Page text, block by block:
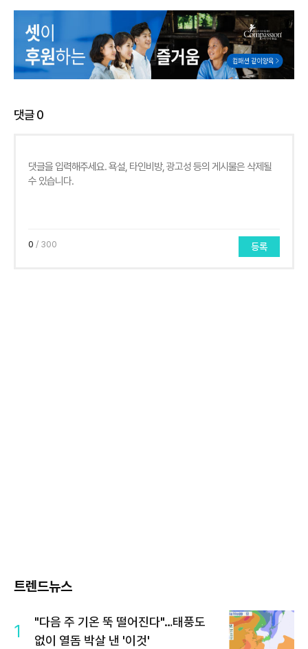
댓글0
0 / 300 등록
트렌드뉴스
1
"다음 주 기온 뚝 떨어진다"…태풍도
없이 열돔 박살 낸 '이것'